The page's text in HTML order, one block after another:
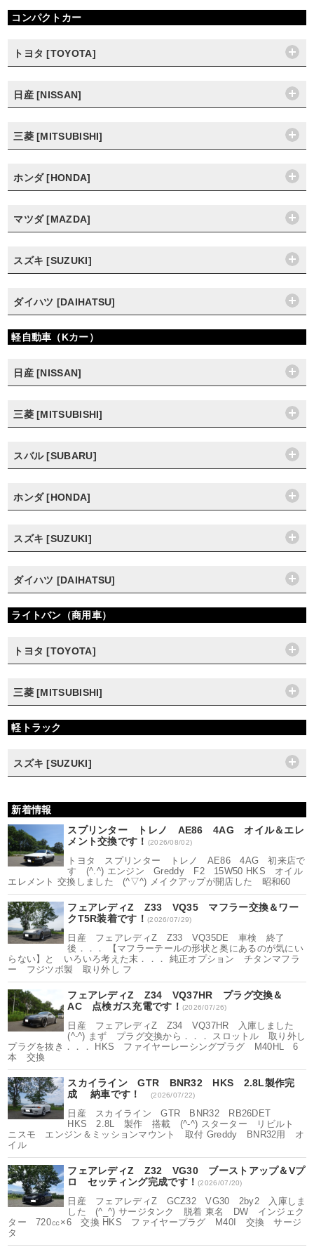
コンパクトカー
トヨタ [TOYOTA]
日産 [NISSAN]
三菱 [MITSUBISHI]
ホンダ [HONDA]
マツダ [MAZDA]
スズキ [SUZUKI]
ダイハツ [DAIHATSU]
軽自動車（Kカー）
日産 [NISSAN]
三菱 [MITSUBISHI]
スバル [SUBARU]
ホンダ [HONDA]
スズキ [SUZUKI]
ダイハツ [DAIHATSU]
ライトバン（商用車）
トヨタ [TOYOTA]
三菱 [MITSUBISHI]
軽トラック
スズキ [SUZUKI]
新着情報
スプリンター トレノ AE86 4AG オイル＆エレ
メント交換です！ (2026/08/02)
トヨタ スプリンター トレノ AE86 4AG 初来店で
す (^.^) エンジン Greddy F2 15W50 HKS オイル
エレメント 交換しました (^▽^) メイクアップが開店した 昭和60
フェアレディZ Z33 VQ35 マフラー交換＆ワー
クT5R装着です！ (2026/07/29)
日産 フェアレディZ Z33 VQ35DE 車検 終了
後．．． 【マフラーテールの形状と奥にあるのが気にい
らない】と いろいろ考えた末．．． 純正オプション チタンマフラ
ー フジツボ製 取り外し フ
フェアレディZ Z34 VQ37HR プラグ交換＆
AC 点検ガス充電です！ (2026/07/26)
日産 フェアレディZ Z34 VQ37HR 入庫しました
(^-^) まず プラグ交換から．．． スロットル 取り外し
プラグを抜き．．． HKS ファイヤーレーシングプラグ M40HL 6
本 交換
スカイライン GTR BNR32 HKS 2.8L製作完
成 納車です！
(2026/07/22)
日産 スカイライン GTR BNR32 RB26DET
HKS 2.8L 製作 搭載 (^-^) スターター リビルト
ニスモ エンジン＆ミッションマウント 取付 Greddy BNR32用 オ
イル
フェアレディZ Z32 VG30 ブーストアップ＆Vプ
ロ セッティング完成です！(2026/07/20)
日産 フェアレディZ GCZ32 VG30 2by2 入庫しま
した (^_^) サージタンク 脱着 東名 DW インジェク
ター 720㏄×6 交換 HKS ファイヤープラグ M40I 交換 サージ
タ